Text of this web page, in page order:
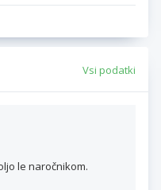
Vsi podatki
le naročnikom.